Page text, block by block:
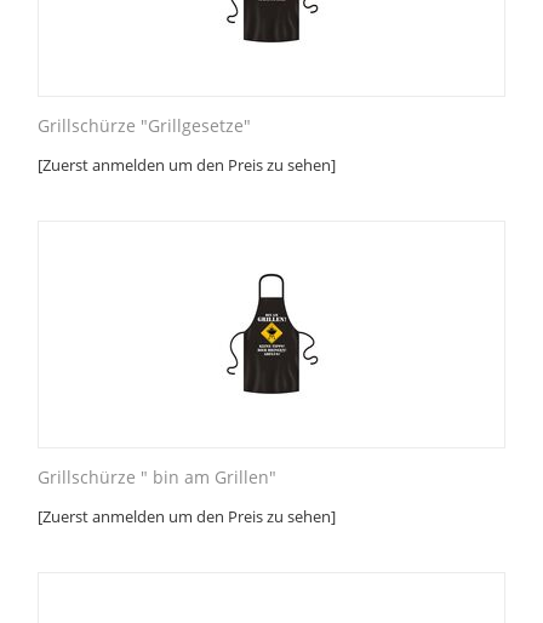
Grillschürze "Grillgesetze"
[Zuerst anmelden um den Preis zu sehen]
Grillschürze " bin am Grillen"
[Zuerst anmelden um den Preis zu sehen]